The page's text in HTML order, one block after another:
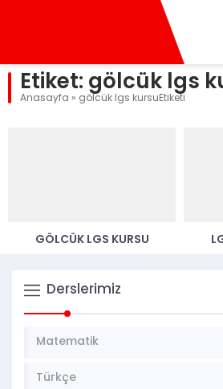
Etiket: gölcük lgs
Anasayfa » gölcük lgs kursuEtiketi
GÖLCÜK LGS KURSU
Derslerimiz
Matematik
Türkçe